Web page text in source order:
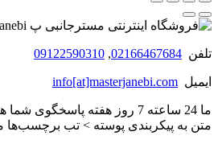
تلفن 02166467684
,
09122590310
ایمیل info[at]masterjanebi.com
ما 24 ساعته 7 روز هفته
متن به پیکربندی پوسته > تب برچسب‌ها